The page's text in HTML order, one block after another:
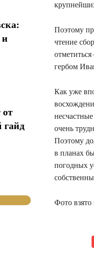
и
от
гайд
Поэтому
чтение
гербом
Как уже
очень
Поэтому
в планах
погодных
Фото взято